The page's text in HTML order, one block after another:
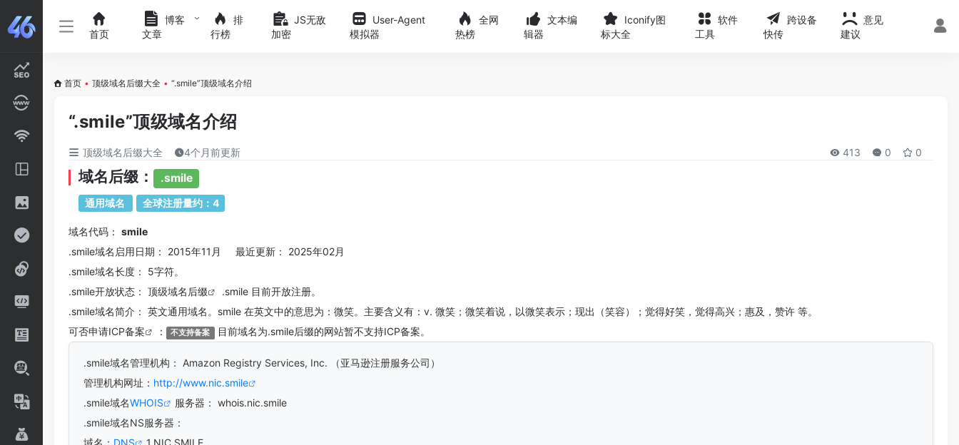
首页
博客
文章
排
行榜
JS无敌
加密
User-Agent
模拟器
全网
热榜
文本编
辑器
Iconify图
标大全
软件
工具
跨设备
快传
意见
建议
首页 • 顶级域名后缀大全 • “.smile”顶级域名介绍
“.smile”顶级域名介绍
顶级域名后缀大全 4个月前更新 413 0 0
域名后缀： .smile
通用域名 全球注册量约：4
域名代码： smile
.smile域名 启用日期： 2015年11月 最近更新： 2025年02月
.smile域名长度： 5字符。
.smile开放状态： 顶级域名后缀
.smile 目前开放注册。
.smile域名简介： 英文通用域名。smile 在英文中的意思为：微笑。主要含义有：v. 微笑；微笑着说，以微笑表示；现出（笑容）；觉得好笑，觉得高兴；惠及，赞许 等。
可否申请ICP备案 ： 不支持备案 目前域名为.smile后缀的网站暂不支持ICP备案。
.smile域名管理机构： Amazon Registry Services, Inc. （亚马逊注册服务公司）
管理机构网址： http://www.nic.smile
.smile域名WHOIS
服务器： whois.nic.smile
.smile域名NS服务器：
域名： DNS
1.NIC.SMILE，